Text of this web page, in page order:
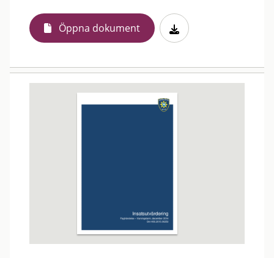
Öppna dokument